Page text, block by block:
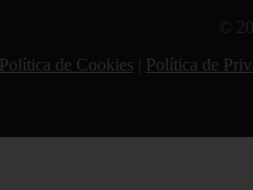
©
Política de Cookies Política de